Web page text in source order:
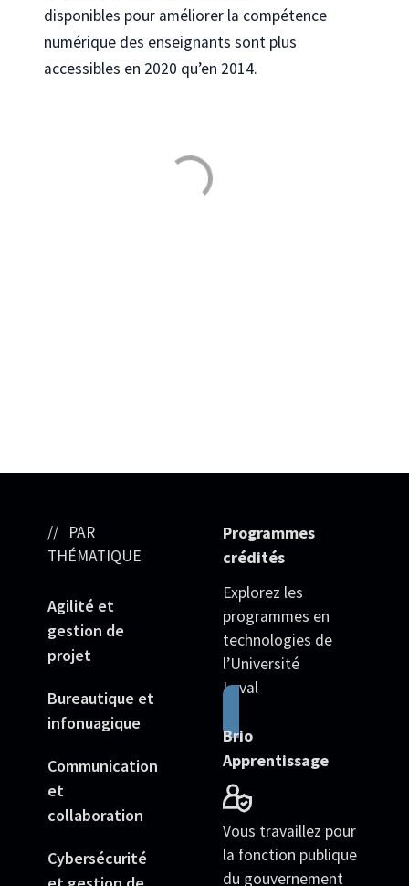
disponibles pour améliorer la compétence
numérique des enseignants sont plus
accessibles en 2020 qu’en 2014. ​
PAR
THÉMATIQUE
Agilité et
gestion de
projet
Bureautique et
infonuagique
Communication
et
collaboration
Cybersécurité
Programmes
crédités
Explorez les
programmes en
technologies de
l’Université
Laval
Brio
Apprentissage
Vous travaillez pour
la fonction publique
du gouvernement